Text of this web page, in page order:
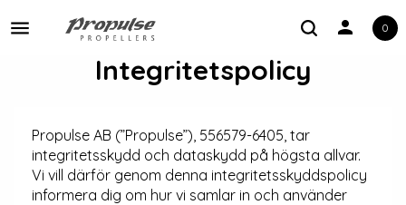
Toggle navigation person 0
Integritetspolicy
Propulse AB (”Propulse”), 556579-6405, tar
integritetsskydd och dataskydd på högsta allvar.
Vi vill därför genom denna integritetsskyddspolicy
informera dig om hur vi samlar in och använder